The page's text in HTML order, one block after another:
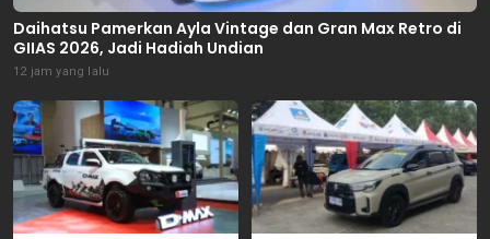
Daihatsu Pamerkan Ayla Vintage dan Gran Max Retro di
GIIAS 2026, Jadi Hadiah Undian
12 jam yang lalu